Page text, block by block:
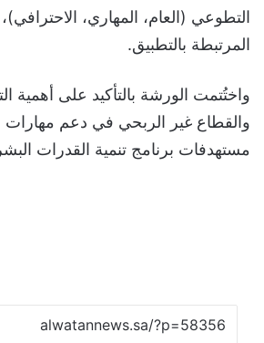
التطوعي (العام، المهاري،
المرتبطة بالتطبيق.
واختُتمت الورشة بالتأكيد على أهمية
والقطاع غير الربحي في دعم مهارات
مستهدفات برنامج تنمية القدرات